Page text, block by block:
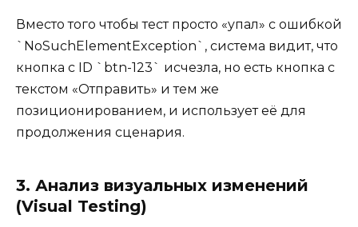
Вместо того чтобы тест просто «упал» с ошибкой
`NoSuchElementException`, система видит, что
кнопка с ID `btn-123` исчезла, но есть кнопка с
текстом «Отправить» и тем же
позиционированием, и использует её для
продолжения сценария.
3. Анализ визуальных изменений
(Visual Testing)